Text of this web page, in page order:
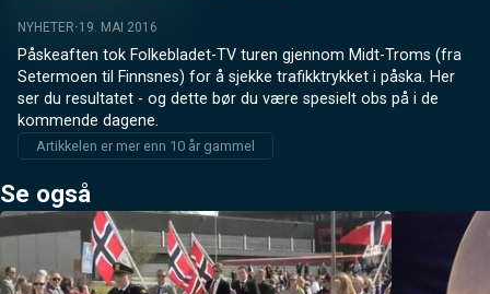
NYHETER 19. MAI 2016
Påskeaften tok Folkebladet-TV turen gjennom Midt-Troms (fra
Setermoen til Finnsnes) for å sjekke trafikktrykket i påska. Her
ser du resultatet - og dette bør du være spesielt obs på i de
kommende dagene.
Artikkelen er mer enn 10 år gammel
Se også